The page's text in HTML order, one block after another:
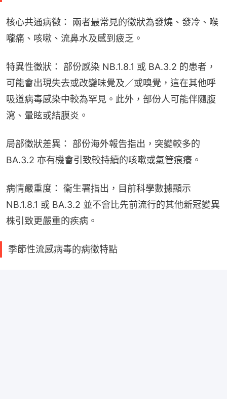
核心共通病徵： 兩者最常見的徵狀為發燒、發冷、喉
嚨痛、咳嗽、流鼻水及感到疲乏。
特異性徵狀： 部份感染 NB.1.8.1 或 BA.3.2 的患者，
可能會出現失去或改變味覺及／或嗅覺，這在其他呼
吸道病毒感染中較為罕見。此外，部份人可能伴隨腹
瀉、暈眩或結膜炎。
局部徵狀差異： 部份海外報告指出，突變較多的
BA.3.2 亦有機會引致較持續的咳嗽或氣管痕癢。
病情嚴重度： 衞生署指出，目前科學數據顯示
NB.1.8.1 或 BA.3.2 並不會比先前流行的其他新冠變異
株引致更嚴重的疾病。
季節性流感病毒的病徵特點